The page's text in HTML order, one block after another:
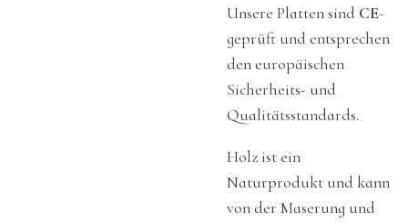
Unsere Platten sind CE-
geprüft und entsprechen
den europäischen
Sicherheits- und
Qualitätsstandards.
Holz ist ein
Naturprodukt und kann
von der Maserung und